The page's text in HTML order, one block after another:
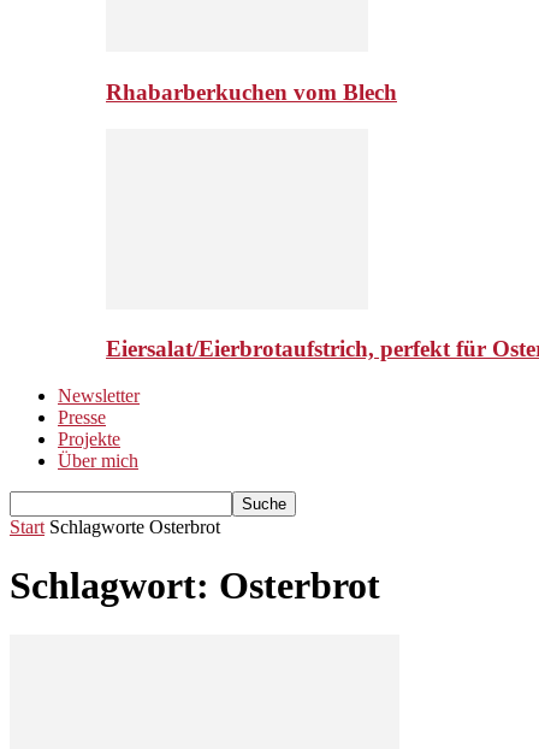
Rhabarberkuchen vom Blech
Eiersalat/Eierbrotaufstrich, perfekt für
Newsletter
Presse
Projekte
Über mich
Start Schlagworte Osterbrot
Schlagwort: Osterbrot